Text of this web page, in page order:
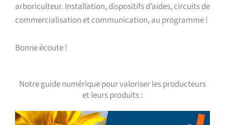
arboriculteur. Installation, dispositifs d’aides, circuits de
commercialisation et communication, au programme !
Bonne écoute !
Notre guide numérique pour valoriser les producteurs
et leurs produits :